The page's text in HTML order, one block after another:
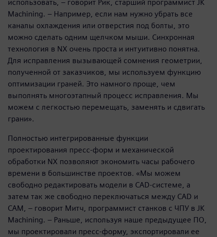
использовать, – говорит Рик, старший программист JK
Machining. – Например, если нам нужно убрать все
каналы охлаждения или отверстия под болты, это
можно сделать одним щелчком мыши. Синхронная
технология в NX очень проста и интуитивно понятна.
Для исправления вызывающей сомнения геометрии,
полученной от заказчиков, мы используем функцию
оптимизации граней. Это намного проще, чем
выполнять многоэтапный процесс исправления. Мы
можем с легкостью перемещать, заменять и сдвигать
грани».
Полностью интегрированные функции
проектирования пресс-форм и механической
обработки NX позволяют экономить часы рабочего
времени в большинстве проектов. «Мы можем
свободно редактировать модели в CAD-системе, а
затем так же свободно переключаться между CAD и
CAM, – говорит Митч, программист станков с ЧПУ в JK
Machining. – Раньше, используя наше предыдущее ПО,
мы проектировали пресс-форму, экспортировали ее